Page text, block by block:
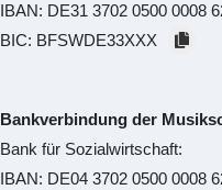
IBAN: DE31 3702 0500 0008
BIC: BFSWDE33XXX
Bankverbindung der
Bank für Sozialwirtschaft:
IBAN: DE04 3702 0500 0008